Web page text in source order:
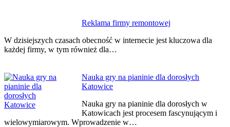
Reklama firmy remontowej
W dzisiejszych czasach obecność w internecie jest kluczowa dla
każdej firmy, w tym również dla…
Nauka gry na pianinie dla dorosłych
Katowice
Nauka gry na pianinie dla dorosłych w
Katowicach jest procesem fascynującym i
wielowymiarowym. Wprowadzenie w…